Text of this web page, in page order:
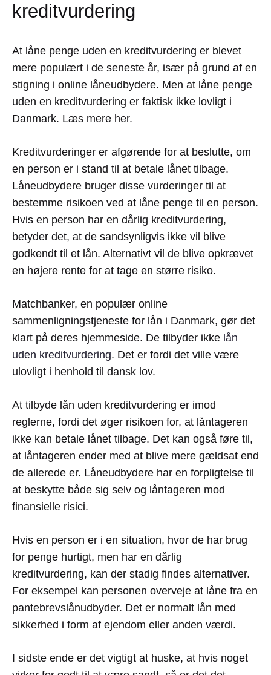
kreditvurdering
At låne penge uden en kreditvurdering er blevet
mere populært i de seneste år, især på grund af en
stigning i online låneudbydere. Men at låne penge
uden en kreditvurdering er faktisk ikke lovligt i
Danmark. Læs mere her.
Kreditvurderinger er afgørende for at beslutte, om
en person er i stand til at betale lånet tilbage.
Låneudbydere bruger disse vurderinger til at
bestemme risikoen ved at låne penge til en person.
Hvis en person har en dårlig kreditvurdering,
betyder det, at de sandsynligvis ikke vil blive
godkendt til et lån. Alternativt vil de blive opkrævet
en højere rente for at tage en større risiko.
Matchbanker, en populær online
sammenligningstjeneste for lån i Danmark, gør det
klart på deres hjemmeside. De tilbyder ikke lån
uden kreditvurdering. Det er fordi det ville være
ulovligt i henhold til dansk lov.
At tilbyde lån uden kreditvurdering er imod
reglerne, fordi det øger risikoen for, at låntageren
ikke kan betale lånet tilbage. Det kan også føre til,
at låntageren ender med at blive mere gældsat end
de allerede er. Låneudbydere har en forpligtelse til
at beskytte både sig selv og låntageren mod
finansielle risici.
Hvis en person er i en situation, hvor de har brug
for penge hurtigt, men har en dårlig
kreditvurdering, kan der stadig findes alternativer.
For eksempel kan personen overveje at låne fra en
pantebrevslånudbyder. Det er normalt lån med
sikkerhed i form af ejendom eller anden værdi.
I sidste ende er det vigtigt at huske, at hvis noget